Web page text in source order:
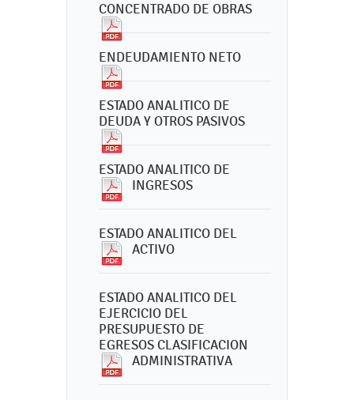
CONCENTRADO DE OBRAS
ENDEUDAMIENTO NETO
ESTADO ANALITICO DE
DEUDA Y OTROS PASIVOS
ESTADO ANALITICO DE
INGRESOS
ESTADO ANALITICO DEL
ACTIVO
ESTADO ANALITICO DEL
EJERCICIO DEL
PRESUPUESTO DE
EGRESOS CLASIFICACION
ADMINISTRATIVA